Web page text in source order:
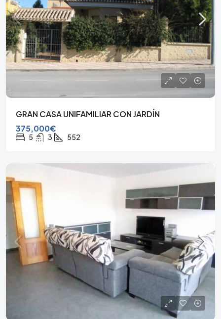
GRAN CASA UNIFAMILIAR CON JARDÍN
375,000€
5 3 552